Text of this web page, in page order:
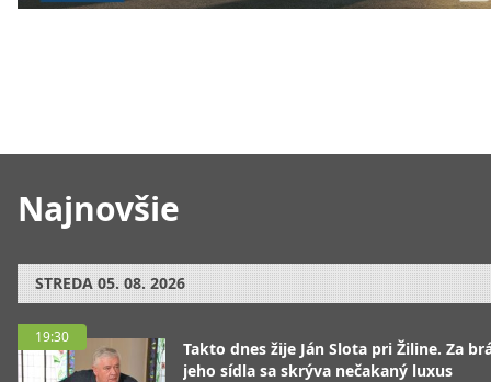
Najnovšie
STREDA 05. 08. 2026
19:30
Takto dnes žije Ján Slota pri Žiline. Za
jeho sídla sa skrýva nečakaný luxus